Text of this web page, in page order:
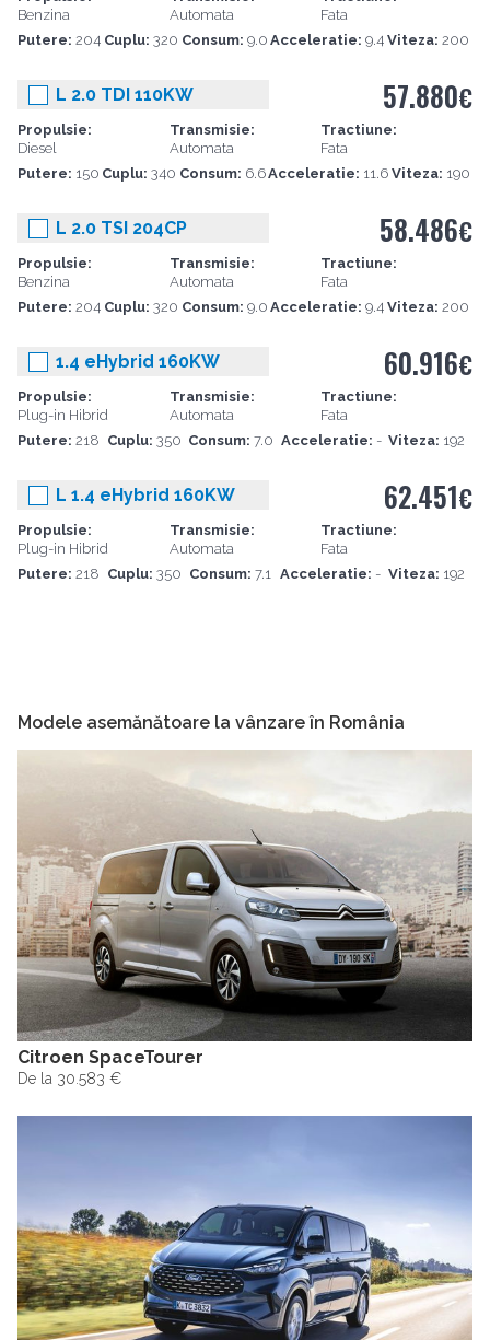
Benzina
Automata
Fata
Putere: 204 Cuplu: 320 Consum: 9.0 Acceleratie:9.4 Viteza:200
L 2.0 TDI 110KW
Propulsie:
Diesel
Transmisie:
Automata
Tractiune:
Fata
Putere: 150 Cuplu:340 Consum: 6.6Acceleratie: 11.6 Viteza: 190
57.880€
L 2.0 TSI 204CP
Propulsie:
Benzina
Transmisie:
Automata
Tractiune:
Fata
Putere: 204 Cuplu: 320 Consum: 9.0 Acceleratie:9.4 Viteza:200
58.486€
1.4 eHybrid 160KW
Propulsie:
Plug-in Hibrid
Transmisie:
Automata
Tractiune:
Fata
Putere: 218 Cuplu: 350 Consum:7.0 Acceleratie: - Viteza: 192
60.916€
L 1.4 eHybrid 160KW
Propulsie:
Plug-in Hibrid
Transmisie:
Automata
Tractiune:
Fata
Putere: 218 Cuplu:350 Consum:7.1 Acceleratie: - Viteza: 192
62.451€
Modele asemănătoare la vânzare în România
Citroen SpaceTourer
De la 30.583 €